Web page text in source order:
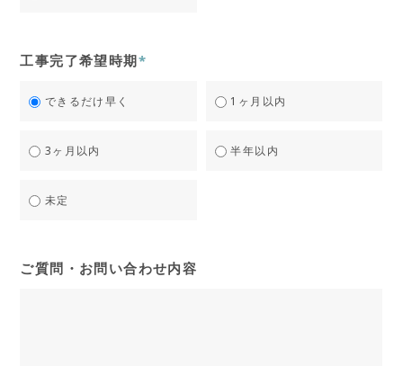
工事完了希望時期*
できるだけ早く 1ヶ月以内
3ヶ月以内 半年以内
未定
ご質問・お問い合わせ内容